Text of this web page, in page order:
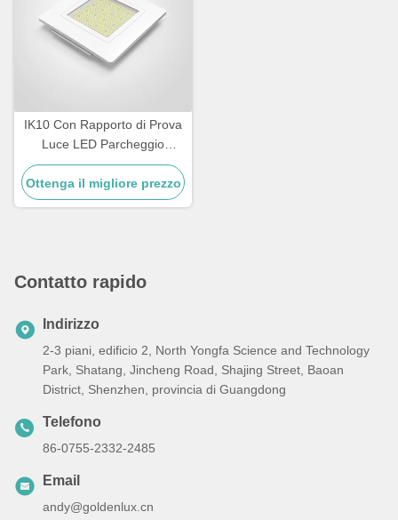
IK10 Con Rapporto di Prova
Luce LED Parcheggio
Garage Canopy Light
Integrated SMD 3030 LED
Chip Illuminazione resistente
Ottenga il migliore prezzo
Contatto rapido
Indirizzo
2-3 piani, edificio 2, North Yongfa Science and Technology
Park, Shatang, Jincheng Road, Shajing Street, Baoan
District, Shenzhen, provincia di Guangdong
Telefono
86-0755-2332-2485
Email
andy@goldenlux.cn